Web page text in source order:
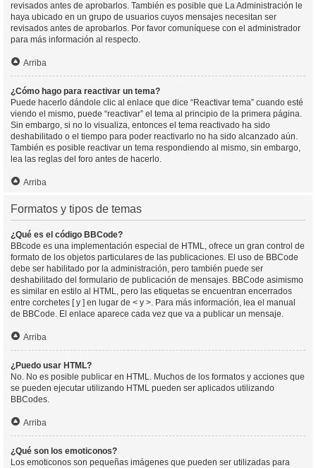
revisados antes de aprobarlos. También es posible que La Administración le
haya ubicado en un grupo de usuarios cuyos mensajes necesitan ser
revisados antes de aprobarlos. Por favor comuníquese con el administrador
para más información al respecto.
Arriba
¿Cómo hago para reactivar un tema?
Puede hacerlo dándole clic al enlace que dice “Reactivar tema” cuando esté
viendo el mismo, puede “reactivar” el tema al principio de la primera página.
Sin embargo, si no lo visualiza, entonces el tema reactivado ha sido
deshabilitado o el tiempo para poder reactivarlo no ha sido alcanzado aún.
También es posible reactivar un tema respondiendo al mismo, sin embargo,
lea las reglas del foro antes de hacerlo.
Arriba
Formatos y tipos de temas
¿Qué es el código BBCode?
BBcode es una implementación especial de HTML, ofrece un gran control de
formato de los objetos particulares de las publicaciones. El uso de BBCode
debe ser habilitado por la administración, pero también puede ser
deshabilitado del formulario de publicación de mensajes. BBCode asimismo
es similar en estilo al HTML, pero las etiquetas se encuentran encerrados
entre corchetes [ y ] en lugar de < y >. Para más información, lea el manual
de BBCode. El enlace aparece cada vez que va a publicar un mensaje.
Arriba
¿Puedo usar HTML?
No. No es posible publicar en HTML. Muchos de los formatos y acciones que
se pueden ejecutar utilizando HTML pueden ser aplicados utilizando
BBCodes.
Arriba
¿Qué son los emoticonos?
Los emoticonos son pequeñas imágenes que pueden ser utilizadas para